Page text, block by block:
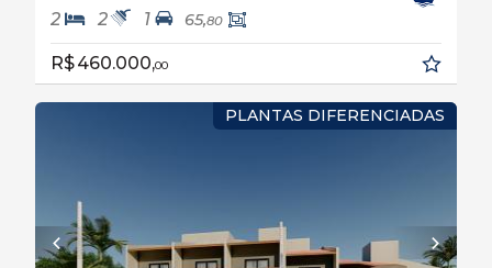
2 2 1 65,80
R$ 460.000,00
PLANTAS DIFERENCIADAS